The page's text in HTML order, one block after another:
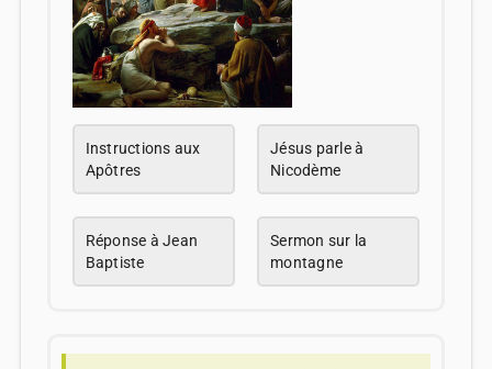
Instructions aux
Apôtres
Jésus parle à
Nicodème
Réponse à Jean
Baptiste
Sermon sur la
montagne